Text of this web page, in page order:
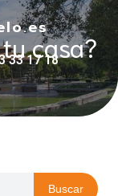
33 17 18
casa?
Buscar